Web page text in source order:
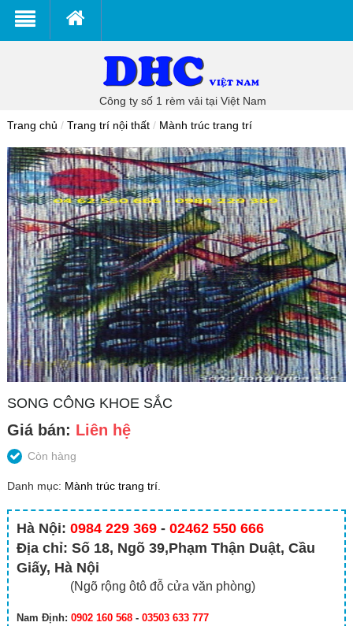
Công ty số 1 rèm vải tại Việt Nam
Trang chủ / Trang trí nội thất / Mành trúc trang trí
SONG CÔNG KHOE SẮC
Giá bán: Liên hệ
Còn hàng
Danh mục: Mành trúc trang trí
Hà Nội: 0984 229 369 - 02462 550 666
Địa chỉ: Số 18, Ngõ 39,Phạm Thận Duật, Cầu
Giấy, Hà Nội
(Ngõ rộng ôtô đỗ cửa văn phòng)
Nam Định: 0902 160 568 - 03503 633 777